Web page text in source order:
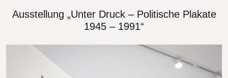
Ausstellung „Unter Druck – Politische Plakate
1945 – 1991“
Bilddatei